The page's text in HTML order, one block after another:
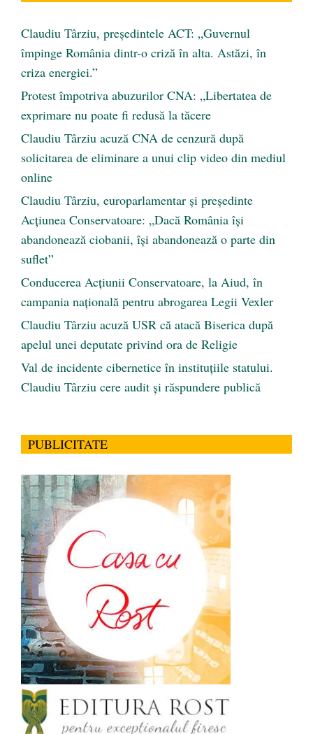
Claudiu Târziu, președintele ACT: „Guvernul
împinge România dintr-o criză în alta. Astăzi, în
criza energiei.”
Protest împotriva abuzurilor CNA: „Libertatea de
exprimare nu poate fi redusă la tăcere
Claudiu Târziu acuză CNA de cenzură după
solicitarea de eliminare a unui clip video din mediul
online
Claudiu Târziu, europarlamentar și președinte
Acțiunea Conservatoare: „Dacă România își
abandonează ciobanii, își abandonează o parte din
suflet”
Conducerea Acțiunii Conservatoare, la Aiud, în
campania națională pentru abrogarea Legii Vexler
Claudiu Târziu acuză USR că atacă Biserica după
apelul unei deputate privind ora de Religie
Val de incidente cibernetice în instituțiile statului.
Claudiu Târziu cere audit și răspundere publică
PUBLICITATE